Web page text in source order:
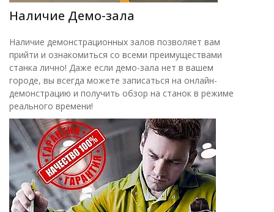
Наличие Демо-зала
Наличие демонстрационных залов позволяет вам
прийти и ознакомиться со всеми преимуществами
станка лично! Даже если демо-зала нет в вашем
городе, вы всегда можете записаться на онлайн-
демонстрацию и получить обзор на станок в режиме
реального времени!